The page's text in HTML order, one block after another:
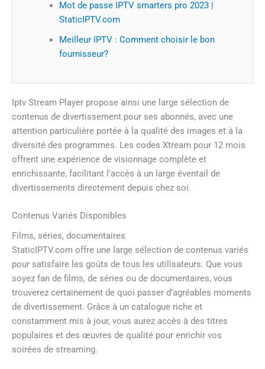
Mot de passe IPTV smarters pro 2023 |
StaticIPTV.com
Meilleur IPTV : Comment choisir le bon
fournisseur?
Iptv Stream Player propose ainsi une large sélection de
contenus de divertissement pour ses abonnés, avec une
attention particulière portée à la qualité des images et à la
diversité des programmes. Les codes Xtream pour 12 mois
offrent une expérience de visionnage complète et
enrichissante, facilitant l’accès à un large éventail de
divertissements directement depuis chez soi.
Contenus Variés Disponibles
Films, séries, documentaires
StaticIPTV.com offre une large sélection de contenus variés
pour satisfaire les goûts de tous les utilisateurs. Que vous
soyez fan de films, de séries ou de documentaires, vous
trouverez certainement de quoi passer d’agréables moments
de divertissement. Grâce à un catalogue riche et
constamment mis à jour, vous aurez accès à des titres
populaires et des œuvres de qualité pour enrichir vos
soirées de streaming.